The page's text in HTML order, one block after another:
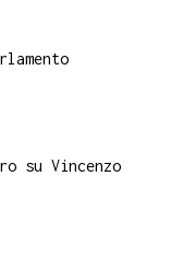
su Vincenzo